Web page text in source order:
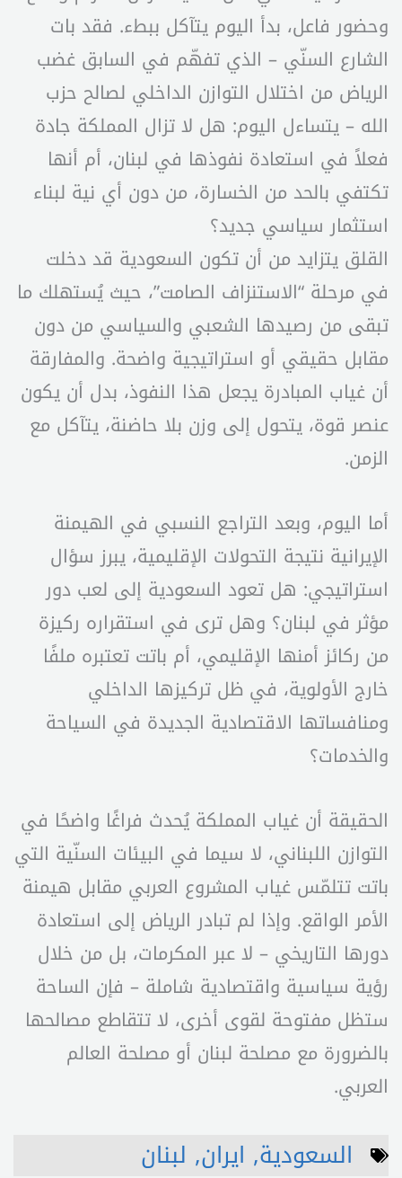
وحضور فاعل، بدأ اليوم يتآكل ببطء. فقد بات
الشارع السنّي – الذي تفهّم في السابق غضب
الرياض من اختلال التوازن الداخلي لصالح حزب
الله – يتساءل اليوم: هل لا تزال المملكة جادة
فعلاً في استعادة نفوذها في لبنان، أم أنها
تكتفي بالحد من الخسارة، من دون أي نية لبناء
استثمار سياسي جديد؟
القلق يتزايد من أن تكون السعودية قد دخلت
في مرحلة “الاستنزاف الصامت”، حيث يُستهلك ما
تبقى من رصيدها الشعبي والسياسي من دون
مقابل حقيقي أو استراتيجية واضحة. والمفارقة
أن غياب المبادرة يجعل هذا النفوذ، بدل أن يكون
عنصر قوة، يتحول إلى وزن بلا حاضنة، يتآكل مع
الزمن.
أما اليوم، وبعد التراجع النسبي في الهيمنة
الإيرانية نتيجة التحولات الإقليمية، يبرز سؤال
استراتيجي: هل تعود السعودية إلى لعب دور
مؤثر في لبنان؟ وهل ترى في استقراره ركيزة
من ركائز أمنها الإقليمي، أم باتت تعتبره ملفًا
خارج الأولوية، في ظل تركيزها الداخلي
ومنافساتها الاقتصادية الجديدة في السياحة
والخدمات؟
الحقيقة أن غياب المملكة يُحدث فراغًا واضحًا في
التوازن اللبناني، لا سيما في البيئات السنّية التي
باتت تتلمّس غياب المشروع العربي مقابل هيمنة
الأمر الواقع. وإذا لم تبادر الرياض إلى استعادة
دورها التاريخي – لا عبر المكرمات، بل من خلال
رؤية سياسية واقتصادية شاملة – فإن الساحة
ستظل مفتوحة لقوى أخرى، لا تتقاطع مصالحها
بالضرورة مع مصلحة لبنان أو مصلحة العالم
العربي.
السعودية, ايران, لبنان